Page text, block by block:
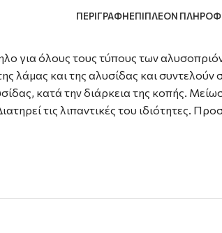
ΠΕΡΙΓΡΑΦΉΕΠΙΠΛΈΟΝ
για όλους τους τύπους των
και της αλυσίδας και
κατά την διάρκεια της κοπής.
τις λιπαντικές του ιδιότητες.